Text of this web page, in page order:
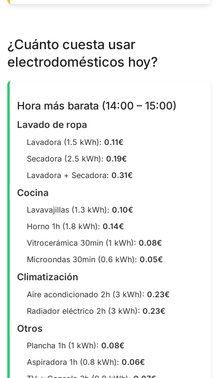
¿Cuánto cuesta usar
electrodomésticos hoy?
Hora más barata (14:00 – 15:00)
Lavado de ropa
Lavadora (1.5 kWh): 0.11€
Secadora (2.5 kWh): 0.19€
Lavadora + Secadora: 0.31€
Cocina
Lavavajillas (1.3 kWh): 0.10€
Horno 1h (1.8 kWh): 0.14€
Vitrocerámica 30min (1 kWh): 0.08€
Microondas 30min (0.6 kWh): 0.05€
Climatización
Aire acondicionado 2h (3 kWh): 0.23€
Radiador eléctrico 2h (3 kWh): 0.23€
Otros
Plancha 1h (1 kWh): 0.08€
Aspiradora 1h (0.8 kWh): 0.06€